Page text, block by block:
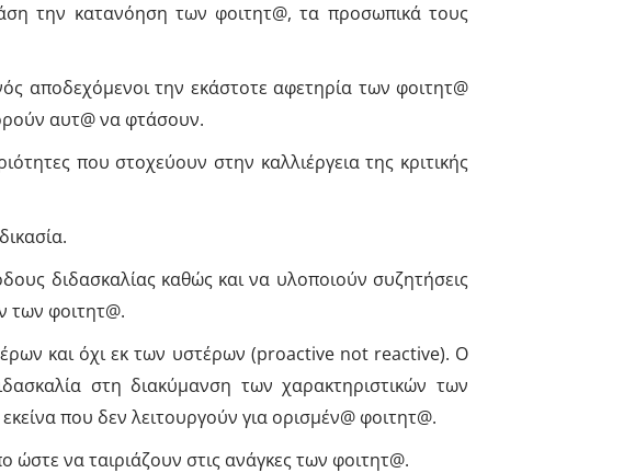
την κατανόηση των φοιτητ@, τα προσωπικά τους
αποδεχόμενοι την εκάστοτε αφετηρία των φοιτητ@
αυτ@ να φτάσουν.
που στοχεύουν στην καλλιέργεια της κριτικής
διδασκαλίας καθώς και να υλοποιούν συζητήσεις
των φοιτητ@.
και όχι εκ των υστέρων (proactive not reactive). Ο
στη διακύμανση των χαρακτηριστικών των
που δεν λειτουργούν για ορισμέν@ φοιτητ@.
ώστε να ταιριάζουν στις ανάγκες των φοιτητ@.